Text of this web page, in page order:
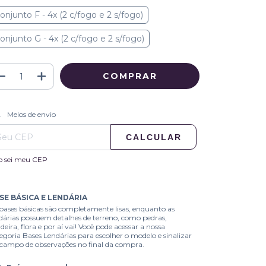
F - 4x (2 c/fogo e 2 s/fogo)
G - 4x (2 c/fogo e 2 s/fogo)
para o CEP:
Meios de envio
CALCULAR
sei meu CEP
BÁSICA E LENDÁRIA
básicas são completamente lisas, enquanto as
possuem detalhes de terreno, como pedras,
flora e por aí vai! Você pode acessar a nossa
Bases Lendárias para escolher o modelo e sinalizar
de observações no final da compra.